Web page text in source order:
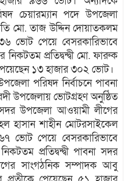
চেয়ারম্যান পদে উপজেলা
মো. তাজ উদ্দিন দোয়াতকলম
ভোট পেয়ে বেসরকারিভাবে
নিকটতম প্রতিদ্বন্দ্বী মো. ফারুক
১৩ হাজার ৩০২ ভোট।
পরিষদ নির্বাচনে পাবনা
উপজেলায় ভোটগ্রহণ অনুষ্ঠিত
উপজেলা আওয়ামী লীগের
হাসান শাহীন মোটরসাইকেল
ভোট পেয়ে বেসরকারিভাবে
প্রতিদ্বন্দ্বী পাবনা সদর
সাংগঠনিক সম্পাদক আবু